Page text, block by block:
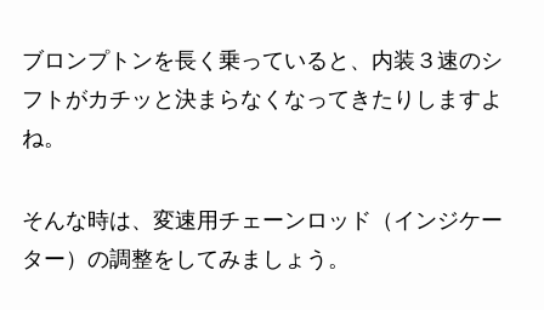
ブロンプトンを長く乗っていると、内装３速のシ
フトがカチッと決まらなくなってきたりしますよ
ね。
そんな時は、変速用チェーンロッド（インジケー
ター）の調整をしてみましょう。